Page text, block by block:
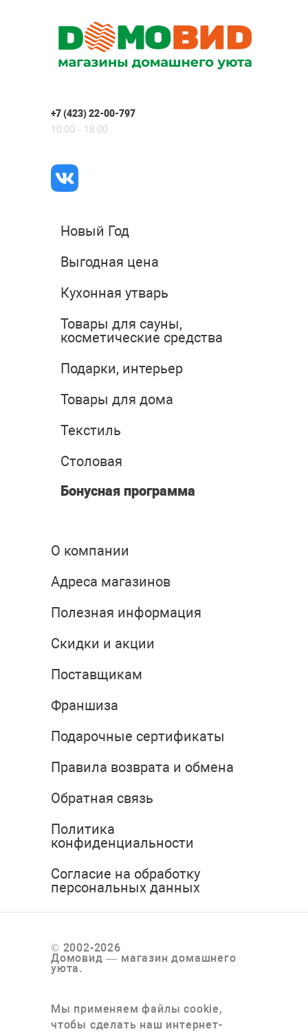
+7 (423) 22-00-797
10:00 – 18:00
Новый Год
Выгодная цена
Кухонная утварь
Товары для сауны,
косметические средства
Подарки, интерьер
Товары для дома
Текстиль
Столовая
Бонусная программа
О компании
Адреса магазинов
Полезная информация
Скидки и акции
Поставщикам
Франшиза
Подарочные сертификаты
Правила возврата и обмена
Обратная связь
Политика
конфиденциальности
Согласие на обработку
персональных данных
© 2002-2026
Домовид — магазин домашнего
уюта.
Мы применяем файлы cookie,
чтобы сделать наш интернет-